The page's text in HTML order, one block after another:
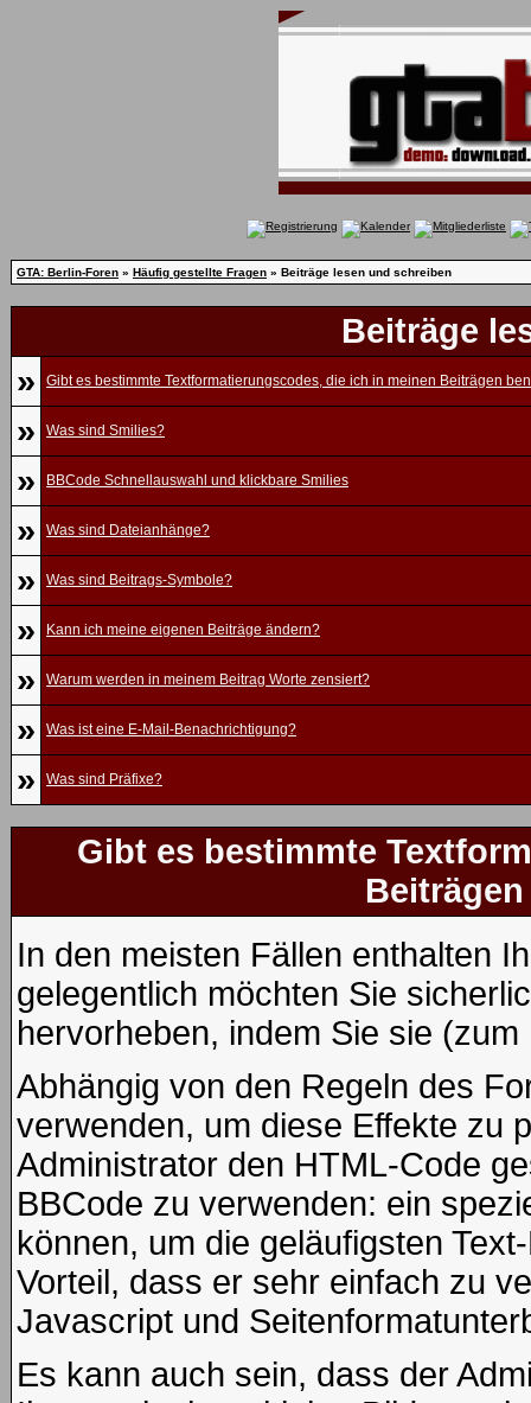
GTA: Berlin-Foren » Häufig gestellte Fragen » Beiträge lesen und schreiben
Beiträge
»
Gibt es bestimmte Textformatierungscodes, die ich in meinen Beiträgen
» Was sind Smilies?
» BBCode Schnellauswahl und klickbare Smilies
» Was sind Dateianhänge?
» Was sind Beitrags-Symbole?
» Kann ich meine eigenen Beiträge ändern?
» Warum werden in meinem Beitrag Worte zensiert?
» Was ist eine E-Mail-Benachrichtigung?
» Was sind Präfixe?
Gibt es bestimmte
In den meisten Fällen enthalten
gelegentlich möchten Sie
hervorheben, indem Sie sie
Abhängig von den Regeln des
verwenden, um diese Effekte zu
Administrator den HTML-Code
BBCode zu verwenden: ein
können, um die geläufigsten
Vorteil, dass er sehr einfach zu
Javascript und
Es kann auch sein, dass der